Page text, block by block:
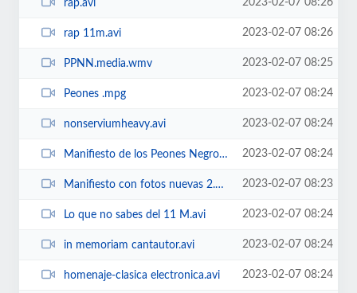
rap.avi 2023-02-07 08:26
rap 11m.avi 2023-02-07 08:26
PPNN.media.wmv 2023-02-07 08:25
Peones .mpg 2023-02-07 08:24
nonserviumheavy.avi 2023-02-07 08:24
Manifiesto de los Peones Negros.wmv 2023-02-07 08:24
Manifiesto con fotos nuevas 2.wmv 2023-02-07 08:23
Lo que no sabes del 11 M.avi 2023-02-07 08:24
in memoriam cantautor.avi 2023-02-07 08:24
homenaje-clasica electronica.avi 2023-02-07 08:24